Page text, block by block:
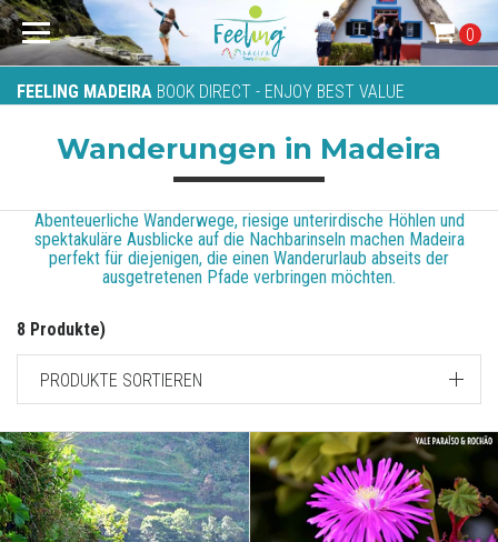
FEELING MADEIRA BOOK DIRECT - ENJOY BEST VALUE
0
Wanderungen in Madeira
Abenteuerliche Wanderwege, riesige unterirdische Höhlen und
spektakuläre Ausblicke auf die Nachbarinseln machen Madeira
perfekt für diejenigen, die einen Wanderurlaub abseits der
ausgetretenen Pfade verbringen möchten.
8 Produkte)
PRODUKTE SORTIEREN